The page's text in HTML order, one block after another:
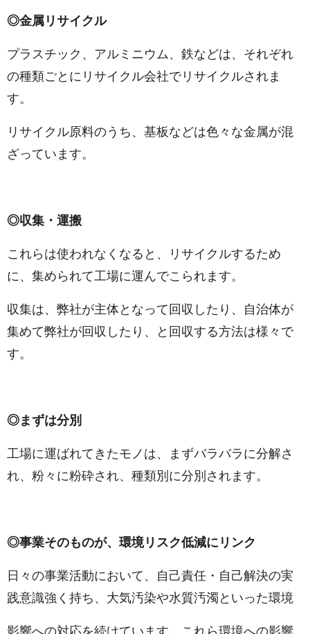
◎金属リサイクル
プラスチック、アルミニウム、鉄などは、それぞれ
の種類ごとにリサイクル会社でリサイクルされま
す。
リサイクル原料のうち、基板などは色々な金属が混
ざっています。
◎収集・運搬
これらは使われなくなると、リサイクルするため
に、集められて工場に運んでこられます。
収集は、弊社が主体となって回収したり、自治体が
集めて弊社が回収したり、と回収する方法は様々で
す。
◎まずは分別
工場に運ばれてきたモノは、まずバラバラに分解さ
れ、粉々に粉砕され、種類別に分別されます。
◎事業そのものが、環境リスク低減にリンク
日々の事業活動において、自己責任・自己解決の実
践意識強く持ち、大気汚染や水質汚濁といった環境